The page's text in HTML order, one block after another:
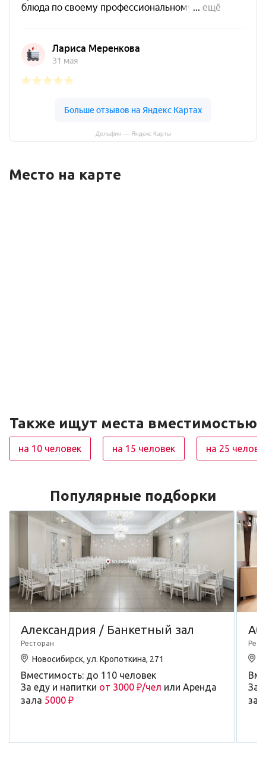
Дельфин — Яндекс Карты
Место на карте
Также ищут места вместимостью
на 10 человек на 15 человек на 25
Популярные подборки
Александрия / Банкетный зал
Ресторан
Новосибирск, ул. Кропоткина, 271
Вместимость: до 110 человек
За еду и напитки от 3000 ₽/чел или Аренда
зала 5000 ₽
За